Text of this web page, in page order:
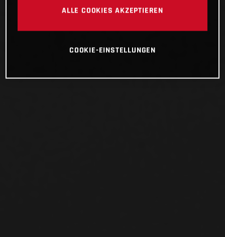
ALLE COOKIES AKZEPTIEREN
COOKIE-EINSTELLUNGEN